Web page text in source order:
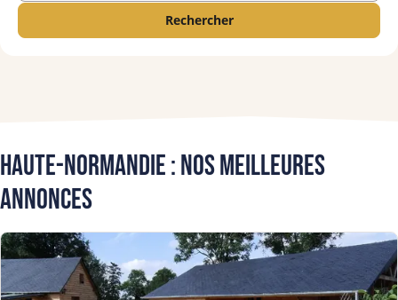
Rechercher
Haute-Normandie : Nos meilleures
annonces